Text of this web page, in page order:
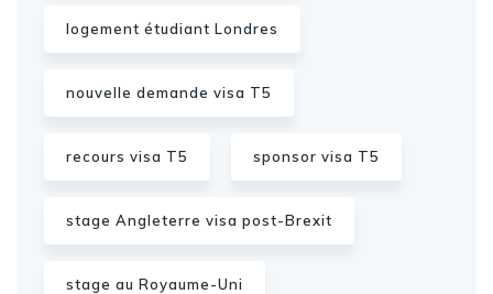
logement étudiant Londres
nouvelle demande visa T5
recours visa T5 sponsor visa T5
stage Angleterre visa post-Brexit
stage au Royaume-Uni